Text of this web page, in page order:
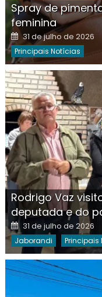
Spray de
feminina
Posted
on
31 de julho de 2026
Principais Notícias
Rodrigo Vaz
deputada e do
Posted
on
31 de julho de 2026
Jaborandi Principais